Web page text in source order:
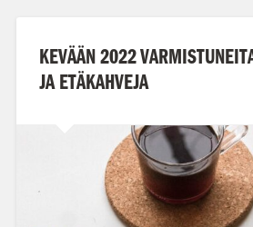
KEVÄÄN 2022
JA ETÄKAHVEJA